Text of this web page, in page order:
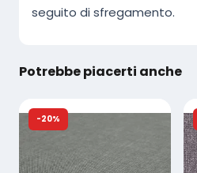
seguito di sfregamento.
Potrebbe piacerti anche
-20%